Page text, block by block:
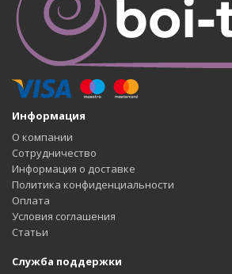
Информация
О компании
Сотрудничество
Информация о доставке
Политика конфиденциальности
Оплата
Условия соглашения
Статьи
Служба поддержки